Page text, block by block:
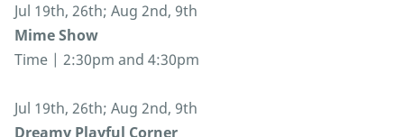
Jul 19th, 26th; Aug 2nd, 9th
Mime Show
Time | 2:30pm and 4:30pm
Jul 19th, 26th; Aug 2nd, 9th
Dreamy Playful Corner